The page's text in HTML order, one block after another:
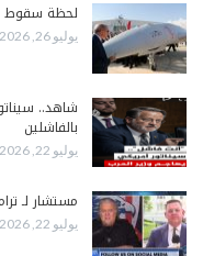
لحظة سقوط
يوليو 26, 2026
شاهد..
بالفاشلين
يوليو 22, 2026
مستشار لـ
يوليو 22, 2026